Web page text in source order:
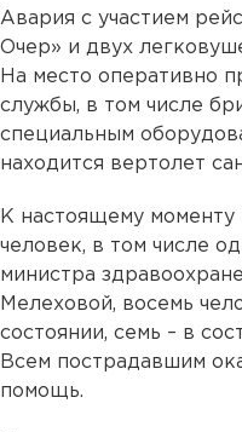
Авария с участием
Очер» и двух
На место оперативно
службы, в том числе
специальным
находится вертолет
К настоящему моменту
человек, в том числе
министра
Мелеховой, восемь
состоянии, семь – в
Всем пострадавшим
помощь.